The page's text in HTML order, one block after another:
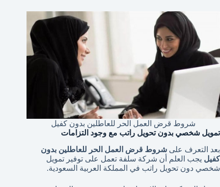
شروط قرض العمل الحر للعاطلين بدون كفيل
تمويل شخصي بدون تحويل راتب مع وجود التزامات
بعد التعرف على شروط قرض العمل الحر للعاطلين بدون
كفيل يجب العلم أن شركة سلفة تعمل على توفير تمويل
شخصي دون تحويل راتب في المملكة العربية السعودية.